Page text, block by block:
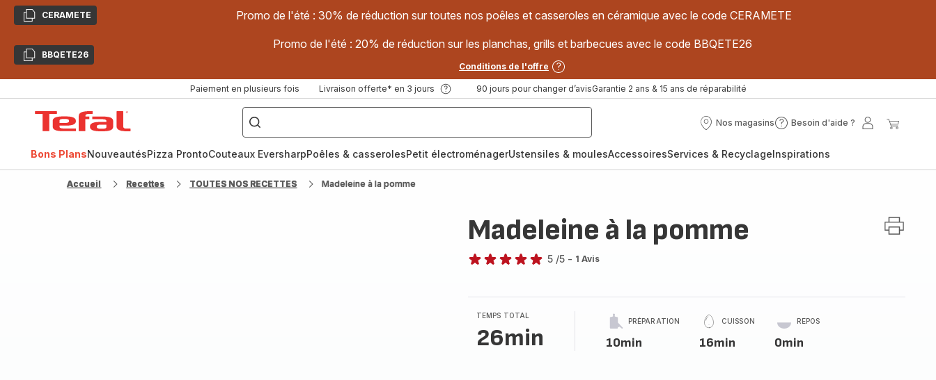
CopierCERAMETE Promo de l'été : 30% de réduction sur toutes nos poêles et casseroles en céramique avec le code CERAMETE
CopierBBQETE26
Promo de l'été : 20% de réduction sur les planchas, grills et barbecues avec le code BBQETE26
Conditions de l'offre
Paiement en plusieurs fois Livraison offerte* en 3 jours 90 jours pour changer d’avisGarantie 2 ans & 15 ans de réparabilité
["Poêles
inox,
Cake
Factory,
Nos magasins
Nos
Besoin d'aide ?
Besoin
?
Mon
Bons PlansNouveautésPizza ProntoCouteaux EversharpPoêles & casserolesPetit électroménagerUstensiles & moulesAccessoiresServices & RecyclageInspirations
Accueil Recettes TOUTES NOS RECETTES Madeleine à la pomme
Madeleine à la pomme
étoiles
(moyenne)
5 /5 - 1 Avis
TEMPS TOTAL
26min
PRÉPARATION
10min
CUISSON
16min
REPOS
0min